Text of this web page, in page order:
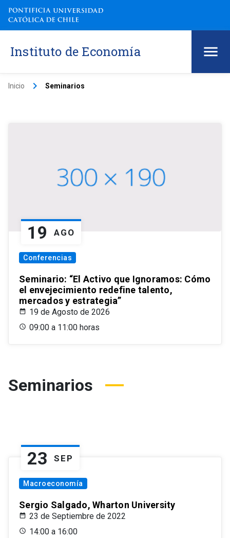
Instituto de Economía
Inicio keyboard_arrow_right Seminarios
19 AGO
Conferencias
Seminario: “El Activo que Ignoramos: Cómo
el envejecimiento redefine talento,
mercados y estrategia”
19 de Agosto de 2026
09:00 a 11:00 horas
Seminarios
23 SEP
Macroeconomía
Sergio Salgado, Wharton University
23 de Septiembre de 2022
14:00 a 16:00